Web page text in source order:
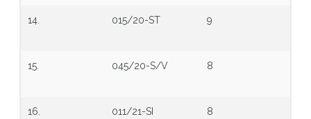
14. 015/20-ST 9
15. 045/20-S/V 8
16. 011/21-SI 8